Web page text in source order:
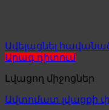
Ավելացնել
Արագ դիտում
Լվացող միջոցներ
Ավտոմատ լվացքի